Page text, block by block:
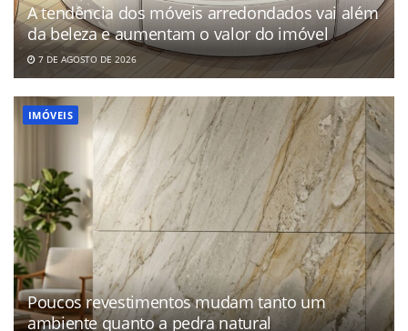
A tendência dos móveis arredondados vai além
da beleza e aumentam o valor do imóvel
7 DE AGOSTO DE 2026
IMÓVEIS
Poucos revestimentos mudam tanto um
ambiente quanto a pedra natural